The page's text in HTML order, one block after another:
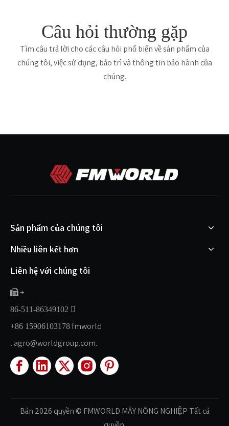
Câu hỏi thường gặp
Tìm câu trả lời cho các câu hỏi phổ biến về sản phẩm của
chúng tôi, việc sử dụng, bảo trì và thông tin bảo hành của
chúng.
Sản phẩm của chúng tôi
Nhiều liên kết hơn
Liên hệ với chúng tôi
 +
86-511-86349102 
+86 15906103178fmworld
agro@worldgroup.com.
Bản 2026 quyền© FMWORLD MÁYNÔNG NGHIỆP Tất cả